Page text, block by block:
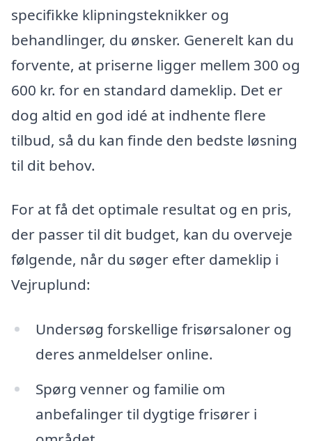
specifikke klipningsteknikker og
behandlinger, du ønsker. Generelt kan du
forvente, at priserne ligger mellem 300 og
600 kr. for en standard dameklip. Det er
dog altid en god idé at indhente flere
tilbud, så du kan finde den bedste løsning
til dit behov.
For at få det optimale resultat og en pris,
der passer til dit budget, kan du overveje
følgende, når du søger efter dameklip i
Vejruplund:
Undersøg forskellige frisørsaloner og
deres anmeldelser online.
Spørg venner og familie om
anbefalinger til dygtige frisører i